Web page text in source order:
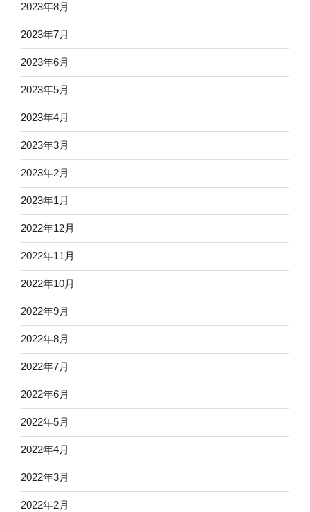
2023年8月
2023年7月
2023年6月
2023年5月
2023年4月
2023年3月
2023年2月
2023年1月
2022年12月
2022年11月
2022年10月
2022年9月
2022年8月
2022年7月
2022年6月
2022年5月
2022年4月
2022年3月
2022年2月